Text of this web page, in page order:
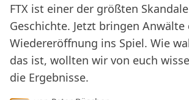
FTX ist einer der größten
Geschichte. Jetzt bringen
Wiedereröffnung ins Spiel. Wie
das ist, wollten wir von euch
die Ergebnisse.